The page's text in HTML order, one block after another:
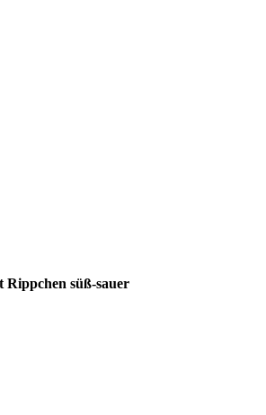
Rippchen süß-sauer